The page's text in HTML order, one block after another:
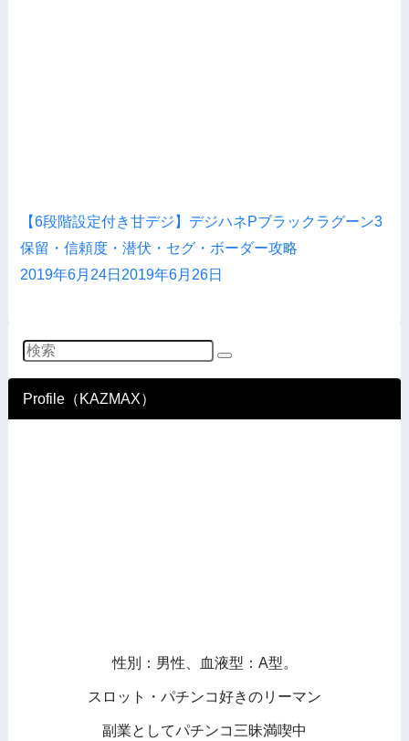
【6段階設定付き甘デジ】デジハネPブラックラグーン3
保留・信頼度・潜伏・セグ・ボーダー攻略
2019年6月24日 2019年6月26日
Profile（KAZMAX）
性別：男性、血液型：A型。
スロット・パチンコ好きのリーマン
副業としてパチンコ三昧満喫中